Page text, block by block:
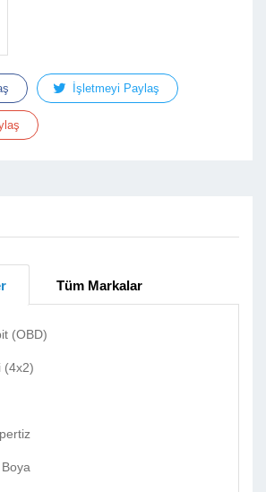
İşletmeyi Paylaş
Tüm Markalar
(OBD)
(4x2)